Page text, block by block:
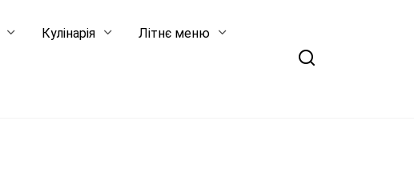
Кулінарія Літнє меню